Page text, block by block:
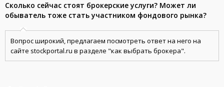
Сколько сейчас стоят брокерские услуги? Может ли
обыватель тоже стать участником фондового рынка?
Вопрос широкий, предлагаем посмотреть ответ на него на
сайте stockportal.ru в разделе "как выбрать брокера".